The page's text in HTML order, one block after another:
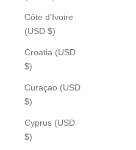
Côte d’Ivoire
(USD $)
Croatia (USD
$)
Curaçao (USD
$)
Cyprus (USD
$)